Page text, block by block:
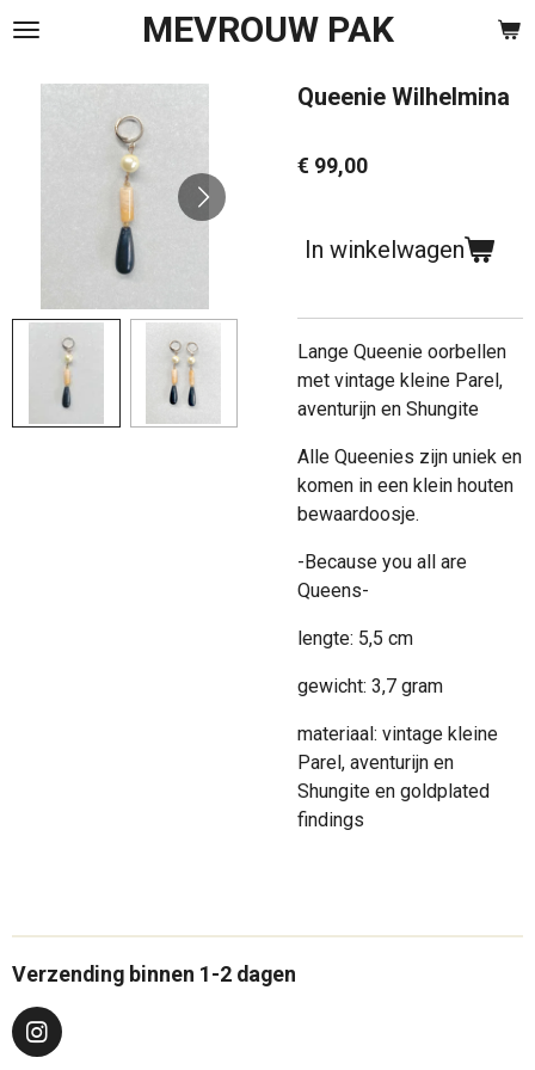
Ga
naar
hoofdinhoud
MEVROUW PAK
Queenie Wilhelmina
€ 99,00
In winkelwagen
Lange Queenie oorbellen
met vintage kleine Parel,
aventurijn en Shungite
Alle Queenies zijn uniek en
komen in een klein houten
bewaardoosje.
-Because you all are
Queens-
lengte: 5,5 cm
gewicht: 3,7 gram
materiaal: vintage kleine
Parel, aventurijn en
Shungite en goldplated
findings
Verzending binnen 1-2 dagen
I
n